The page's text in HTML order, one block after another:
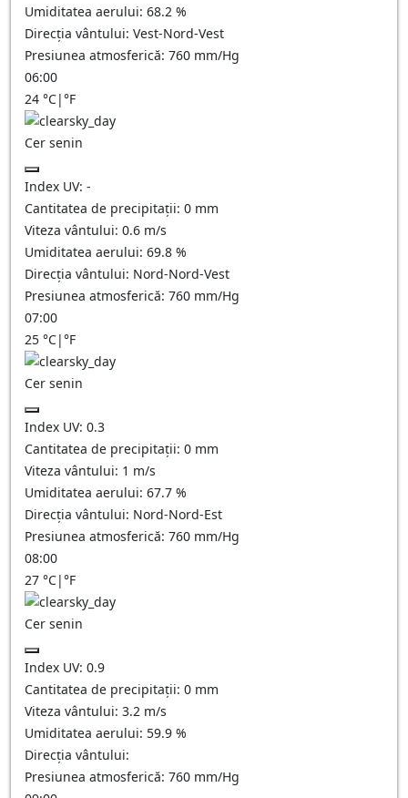
Umiditatea aerului: 68.2 %
Direcția vântului: Vest-Nord-Vest
Presiunea atmosferică: 760 mm/Hg
06:00
24 °C|°F
Cer senin
Index UV: -
Cantitatea de precipitații: 0 mm
Viteza vântului: 0.6 m/s
Umiditatea aerului: 69.8 %
Direcția vântului: Nord-Nord-Vest
Presiunea atmosferică: 760 mm/Hg
07:00
25 °C|°F
Cer senin
Index UV: 0.3
Cantitatea de precipitații: 0 mm
Viteza vântului: 1 m/s
Umiditatea aerului: 67.7 %
Direcția vântului: Nord-Nord-Est
Presiunea atmosferică: 760 mm/Hg
08:00
27 °C|°F
Cer senin
Index UV: 0.9
Cantitatea de precipitații: 0 mm
Viteza vântului: 3.2 m/s
Umiditatea aerului: 59.9 %
Direcția vântului:
Presiunea atmosferică: 760 mm/Hg